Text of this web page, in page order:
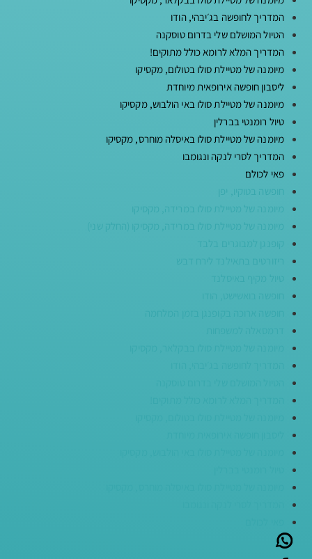
המדריך לחופשה בג׳יבהי, הודו
הטיול המושלם שלי בדרום טוסקנה
המדריך המלא לרומא כולל מתוקים!
מיומנה של מטיילת סולו בטולום, מקסיקו
ליסבון חופשה אירופאית מיוחדת
מיומנה של מטיילת סולו באי הולבוש, מקסיקו
טיול רומנטי בברלין
מיומנה של מטיילת סולו באיסלה מוחרס, מקסיקו
המדריך לסרי לנקה ונגומבו
פאי לכולם
חופשה בטוקיו, יפן
מיומנה של מטיילת סולו במרידה, מקסיקו
מיומנה של מטיילת סולו במרידה, מקסיקו (החלק שני)
קופנגן למבוגרים בלבד
ריזורטים בתאילנד לירח דבש